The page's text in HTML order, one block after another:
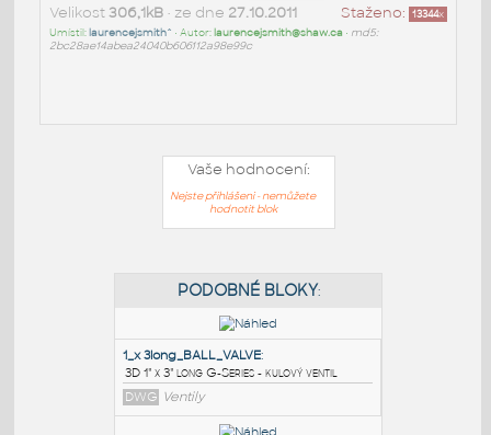
Staženo: 13344x
Velikost306,1kB• ze dne 27.10.2011
Umístil: laurencejsmith^ • Autor: laurencejsmith@shaw.ca • md5:
2bc28ae14abea24040b606112a98e99c
Vaše hodnocení:
Nejste přihlášeni - nemůžete
hodnotit blok